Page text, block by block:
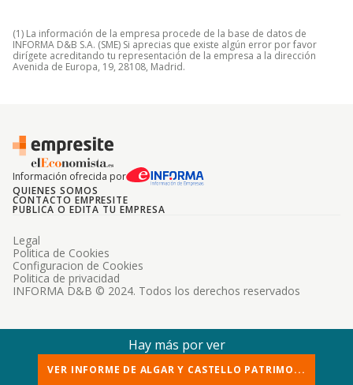
(1) La información de la empresa procede de la base de datos de
INFORMA D&B S.A. (SME) Si aprecias que existe algún error por favor
dirígete acreditando tu representación de la empresa a la dirección
Avenida de Europa, 19, 28108, Madrid.
Información ofrecida por
QUIENES SOMOS
CONTACTO EMPRESITE
PUBLICA O EDITA TU EMPRESA
INFORMA D&B © 2024. Todos los derechos reservados
Legal
Politica de Cookies
Configuracion de Cookies
Politica de privacidad
Hay más por ver
VER INFORME DE ALGAR Y CASTELLO PATRIMO...